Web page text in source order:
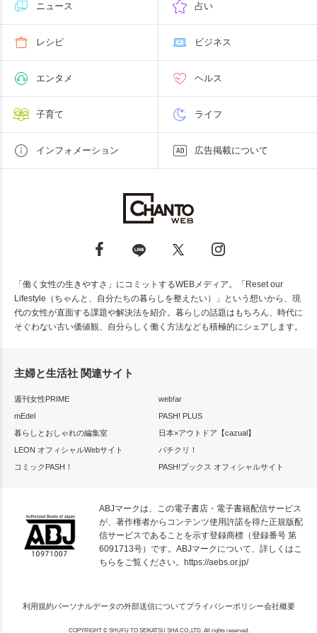
ニュース 占い
レシピ ビジネス
エンタメ ヘルス
子育て ライフ
インフォメーション 広告掲載について
「働く女性の生きやすさ」にコミットするWEBメディア。「Reset our
Lifestyle（ちゃんと、自分たちの暮らしを整えたい）」という想いから、現
代の女性が直面する課題や解決法を紹介。暮らしの話題はもちろん、時代に
そぐわない古い価値観、自分らしく働く方法なども積極的にシェアします。
主婦と生活社 関連サイト
週刊女性PRIME
web!ar
mEdel
PASH! PLUS
暮らしとおしゃれの編集室
日本×アウトドア【cazual】
LEON オフィシャルWebサイト
パチクリ！
コミックPASH！
PASH!ブックス オフィシャルサイト
ABJマークは、この電子書店・電子書籍配信サービス
が、著作権者からコンテンツ使用許諾を得た正規版配
信サービスであることを示す登録商標（登録番号 第
6091713号）です。ABJマークについて、詳しくはこ
ちらをご覧ください。
https://aebs.or.jp/
利用規約パーソナルデータの外部送信についてプライバシーポリシー会社概要
COPYRIGHT © SHUFU TO SEIKATSU SHA CO.,LTD. All rights reserved.